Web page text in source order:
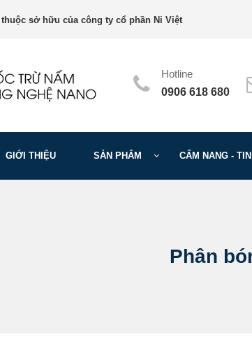
sở hữu của công ty cổ phần Ni Việt
Hotline
0906 618 680
GIỚI THIỆU SẢN PHẨM CẨM NANG -
Phân